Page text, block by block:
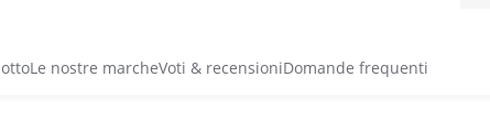
Le nostre marcheVoti & recensioniDomande frequenti